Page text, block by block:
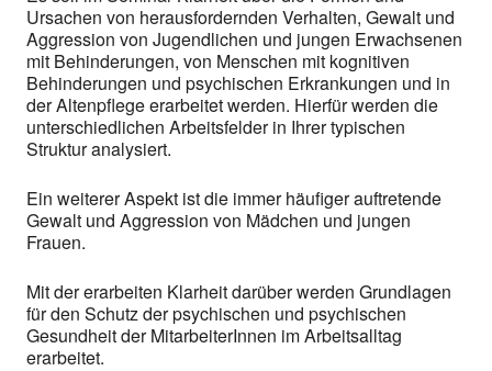
Ursachen von herausfordernden Verhalten, Gewalt und
Aggression von Jugendlichen und jungen Erwachsenen
mit Behinderungen, von Menschen mit kognitiven
Behinderungen und psychischen Erkrankungen und in
der Altenpflege erarbeitet werden. Hierfür werden die
unterschiedlichen Arbeitsfelder in Ihrer typischen
Struktur analysiert.
Ein weiterer Aspekt ist die immer häufiger auftretende
Gewalt und Aggression von Mädchen und jungen
Frauen.
Mit der erarbeiten Klarheit darüber werden Grundlagen
für den Schutz der psychischen und psychischen
Gesundheit der MitarbeiterInnen im Arbeitsalltag
erarbeitet.